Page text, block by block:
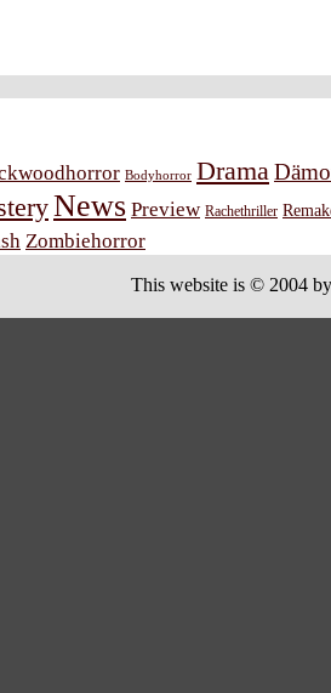
Bodyhorror Drama
News Preview Rachethriller
Zombiehorror
This website is © 2004